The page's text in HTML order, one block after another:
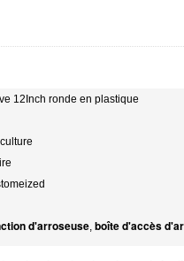
12Inch ronde en plastique
d'arroseuse, boîte d'accès